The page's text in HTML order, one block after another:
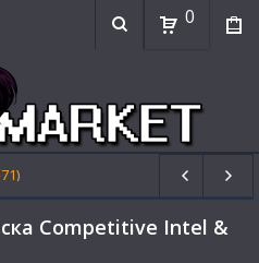
0
Competitive Intel &